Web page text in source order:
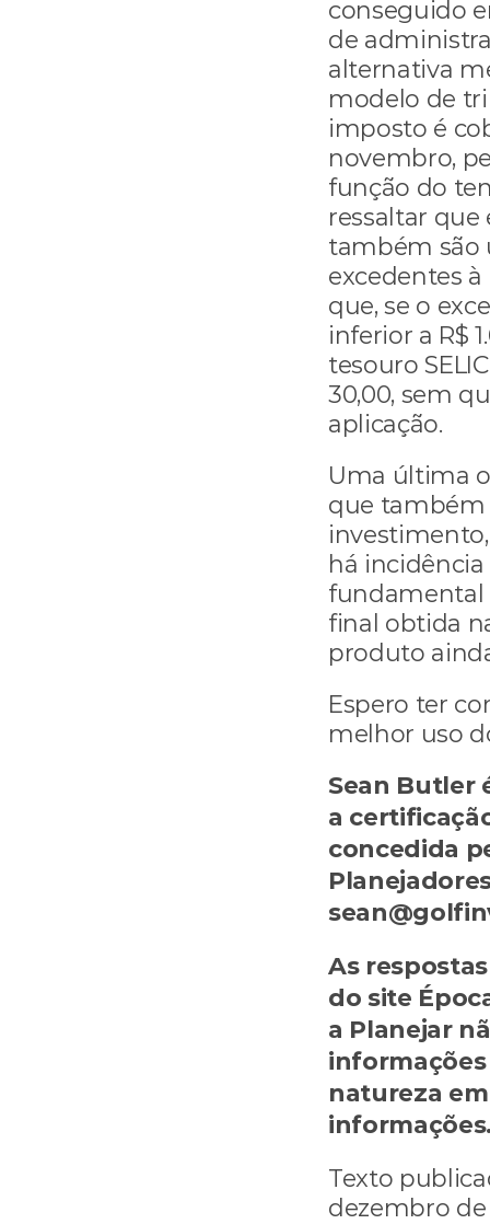
conseguido
de
alternativa
modelo de
imposto é
novembro,
função do
ressaltar que
também são
excedentes
que, se o
inferior a R$
tesouro
30,00, sem
aplicação.
Uma última
que também
há
fundamental
final obtida
produto
Espero ter
melhor uso
Sean Butler
a
concedida
As
do site
a Planejar
natureza
Texto
dezembro de